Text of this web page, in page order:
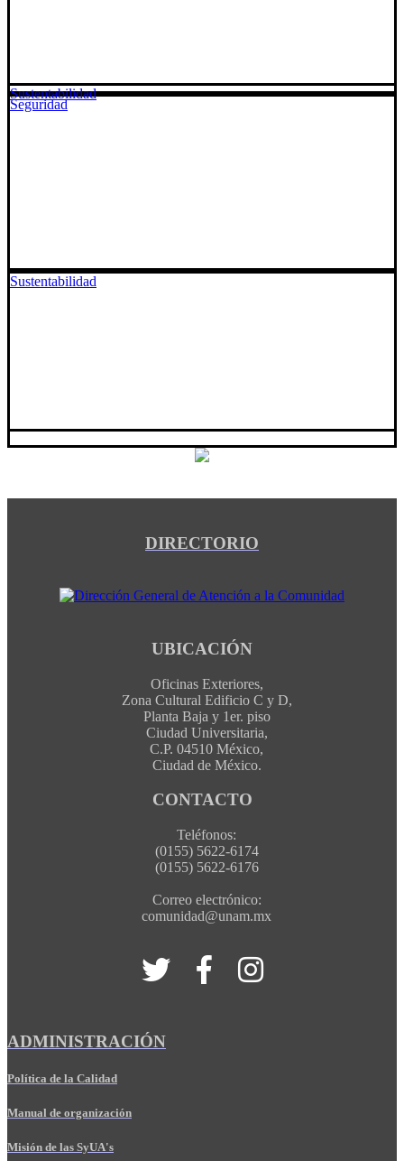
Seguridad
Sustentabilidad
Sustentabilidad
DIRECTORIO
UBICACIÓN
Oficinas Exteriores,
Zona Cultural Edificio C y D,
Planta Baja y 1er. piso
Ciudad Universitaria,
C.P. 04510 México,
Ciudad de México.
CONTACTO
Teléfonos:
(0155) 5622-6174
(0155) 5622-6176
Correo electrónico:
comunidad@unam.mx
ADMINISTRACIÓN
Política de la Calidad
Manual de organización
Misión de las SyUA's